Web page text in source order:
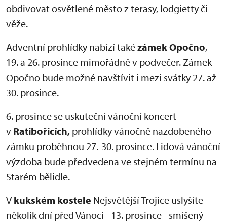
obdivovat osvětlené město z terasy, lodgietty či
věže.
Adventní prohlídky nabízí takézámek Opočno,
19. a 26. prosince mimořádně v podvečer. Zámek
Opočno bude možné navštívit i mezi svátky 27. až
30. prosince.
6. prosince se uskuteční vánoční koncert
v Ratibořicích, prohlídky vánočně nazdobeného
zámku proběhnou 27.-30. prosince. Lidová vánoční
výzdoba bude předvedena ve stejném termínu na
Starém bělidle.
V kukském kostele Nejsvětější Trojice uslyšíte
několik dní před Vánoci - 13. prosince - smíšený